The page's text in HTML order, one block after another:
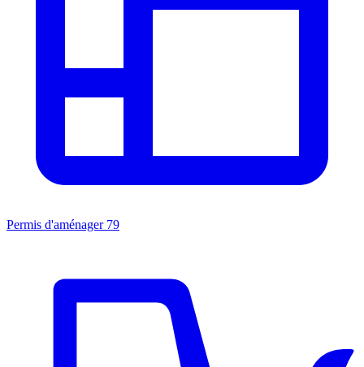
Permis d'aménager 79